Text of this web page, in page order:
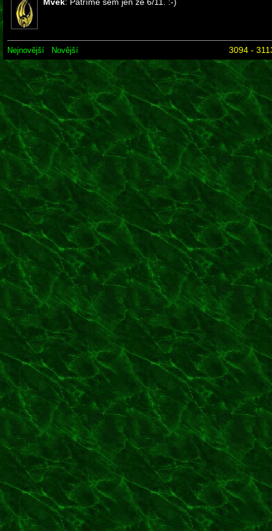
Mvek: Patříme sem jen ze 6/11. :-)
Nejnovější Novější 3094 -